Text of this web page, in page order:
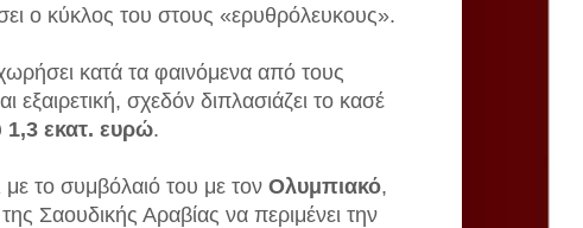
ο κύκλος του στους «ερυθρόλευκους».
κατά τα φαινόμενα από τους
εξαιρετική, σχεδόν διπλασιάζει το κασέ
1,3 εκατ. ευρώ.
το συμβόλαιό του με τον Ολυμπιακό,
Σαουδικής Αραβίας να περιμένει την